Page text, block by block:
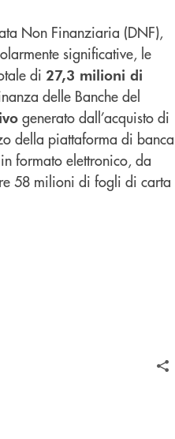
Non Finanziaria (DNF),
significative, le
di 27,3 milioni di
delle Banche del
generato dall’acquisto di
della piattaforma di banca
formato elettronico, da
58 milioni di fogli di carta